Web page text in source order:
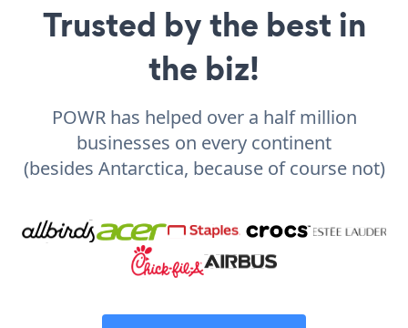
Trusted by the best in
the biz!
POWR has helped over a half million
businesses on every continent
(besides Antarctica, because of course not)